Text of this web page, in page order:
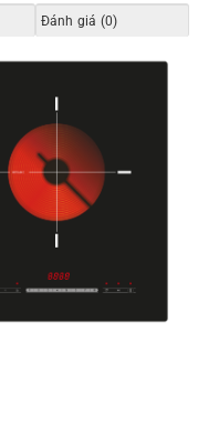
Đánh giá (0)